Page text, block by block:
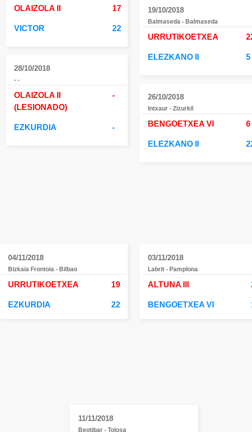
OLAIZOLA II 17
VICTOR 22
28/10/2018
- -
OLAIZOLA II
(LESIONADO)
-
EZKURDIA -
19/10/2018
Balmaseda - Balmaseda
URRUTIKOETXEA
ELEZKANO II 5
26/10/2018
Intxaur - Zizurkil
BENGOETXEA VI 6
ELEZKANO II
04/11/2018
Bizkaia Frontoia - Bilbao
URRUTIKOETXEA 19
EZKURDIA 22
03/11/2018
Labrit - Pamplona
ALTUNA III
BENGOETXEA VI
11/11/2018
Beotibar - Tolosa